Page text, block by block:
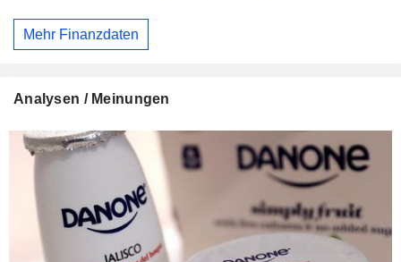
Mehr Finanzdaten
Analysen / Meinungen